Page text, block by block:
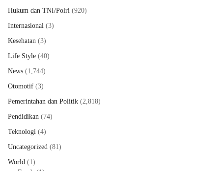
Hukum dan TNI/Polri (920)
Internasional (3)
Kesehatan (3)
Life Style (40)
News (1,744)
Otomotif (3)
Pemerintahan dan Politik (2,818)
Pendidikan (74)
Teknologi (4)
Uncategorized (81)
World (1)